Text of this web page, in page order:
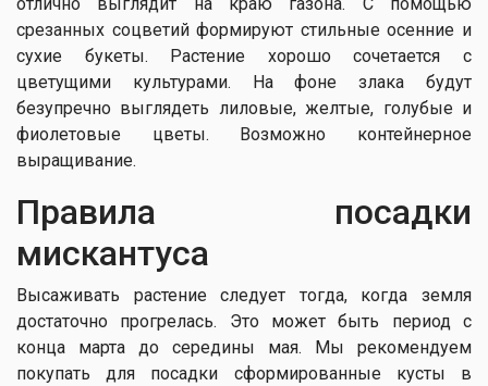
срезанных соцветий формируют стильные осенние и
сухие букеты. Растение хорошо сочетается с
цветущими культурами. На фоне злака будут
безупречно выглядеть лиловые, желтые, голубые и
фиолетовые цветы. Возможно контейнерное
выращивание.
Правила посадки
мискантуса
Высаживать растение следует тогда, когда земля
достаточно прогрелась. Это может быть период с
конца марта до середины мая. Мы рекомендуем
покупать для посадки сформированные кусты в